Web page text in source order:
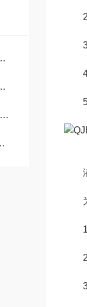
2.
3.
4.
5.
潜
为
1
2
3